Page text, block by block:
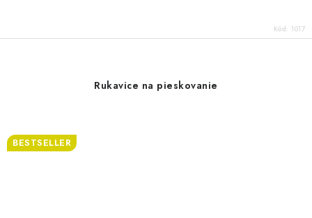
Kód: 1017
Rukavice na pieskovanie
BESTSELLER